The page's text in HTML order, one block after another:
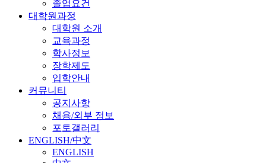
졸업요건
대학원과정
대학원 소개
교육과정
학사정보
장학제도
입학안내
커뮤니티
공지사항
채용/외부 정보
포토갤러리
ENGLISH/中文
ENGLISH